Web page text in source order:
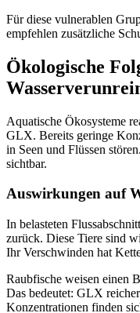
Für diese vulnerablen
empfehlen zusätzliche
Ökologische
Aquatische Ökosysteme
GLX. Bereits geringe
in Seen und Flüssen
sichtbar.
Auswirkungen auf
In belasteten
zurück. Diese Tiere sind
Ihr Verschwinden hat
Raubfische weisen einen
Das bedeutet: GLX
Konzentrationen finden